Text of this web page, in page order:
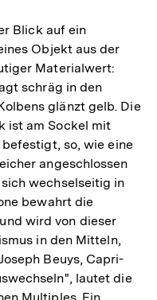
Blick auf ein
Objekt aus der
Materialwert:
schräg in den
glänzt gelb. Die
ist am Sockel mit
so, wie eine
angeschlossen
wechselseitig in
bewahrt die
wird von dieser
in den Mitteln,
Beuys, Capri-
lautet die
Multiples. Ein